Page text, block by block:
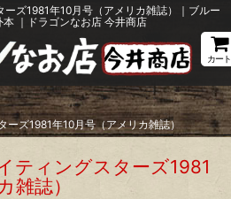
ーズ1981年10月号（アメリカ雑誌）｜ブルー
｜ドラゴンなお店 今井商店
カート
ーズ1981年10月号（アメリカ雑誌）
ティングスターズ1981
雑誌）